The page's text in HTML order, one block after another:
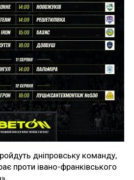
дніпровську команду,
проти івано-франківського